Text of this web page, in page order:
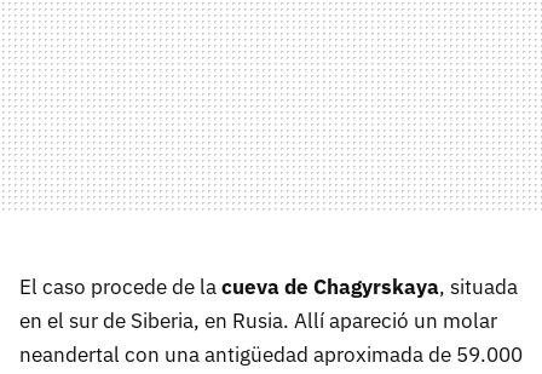
El caso procede de lacueva de Chagyrskaya, situada
en el sur de Siberia, en Rusia. Allí apareció un molar
neandertal con una antigüedad aproximada de 59.000